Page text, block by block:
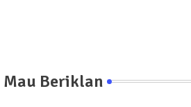
Mau Beriklan